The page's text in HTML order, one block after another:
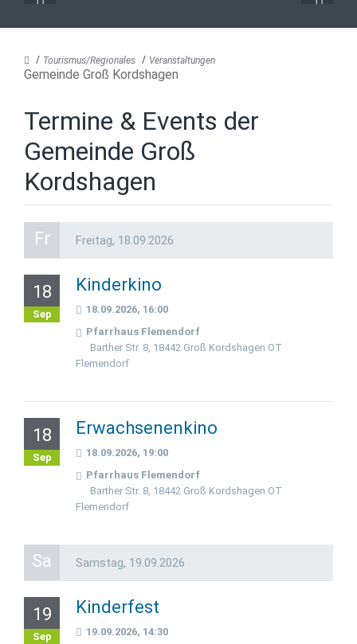
Tourismus/Regionales Veranstaltungen
Gemeinde Groß Kordshagen
Termine & Events der
Gemeinde Groß
Kordshagen
Fr Freitag, 18.09.2026
18
Sep
Kinderkino
18.09.2026, 16:00
Pfarrhaus Flemendorf
Barther Str. 8, 18442 Groß Kordshagen OT
Flemendorf
18
Sep
Erwachsenenkino
18.09.2026, 19:00
Pfarrhaus Flemendorf
Barther Str. 8, 18442 Groß Kordshagen OT
Flemendorf
Sa Samstag, 19.09.2026
19
Sep
Kinderfest
19.09.2026, 14:30